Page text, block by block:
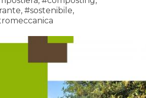
, #sostenibile,